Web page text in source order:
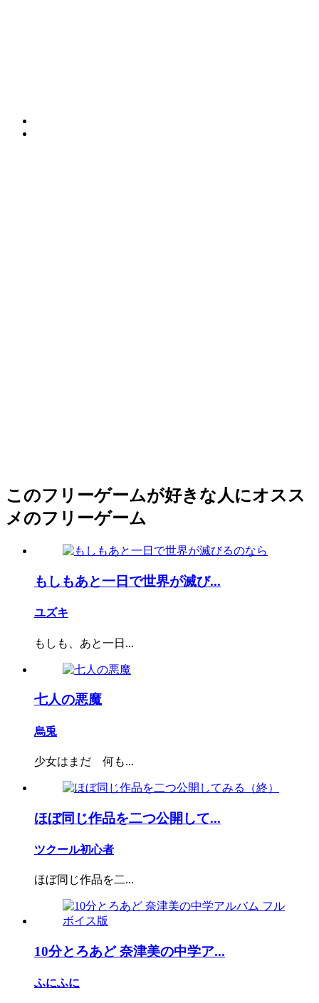
このフリーゲームが好きな人にオスス
メのフリーゲーム
もしもあと一日で世界が滅び...
ユズキ
もしも、あと一日...
七人の悪魔
烏兎
少女はまだ 何も...
ほぼ同じ作品を二つ公開して...
ツクール初心者
ほぼ同じ作品を二...
10分とろあど 奈津美の中学ア...
ふにふに